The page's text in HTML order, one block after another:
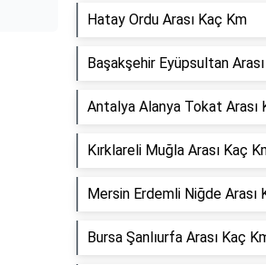
Hatay Ordu Arası Kaç Km
Başakşehir Eyüpsultan
Antalya Alanya Tokat Arası
Kırklareli Muğla Arası Kaç
Mersin Erdemli Niğde Arası
Bursa Şanlıurfa Arası Kaç